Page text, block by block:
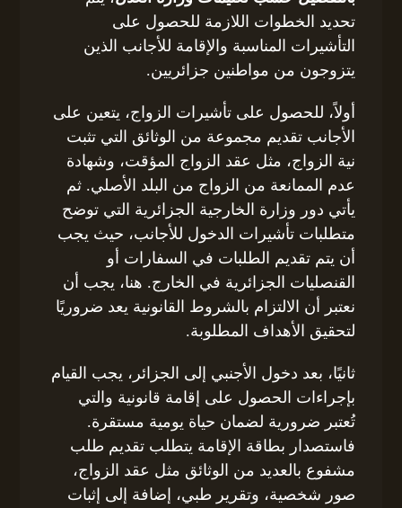
تحديد الخطوات اللازمة للحصول على
التأشيرات المناسبة والإقامة للأجانب الذين
يتزوجون من مواطنين جزائريين.
أولاً، للحصول على تأشيرات الزواج، يتعين على
الأجانب تقديم مجموعة من الوثائق التي تثبت
نية الزواج، مثل عقد الزواج المؤقت، وشهادة
عدم الممانعة من الزواج من البلد الأصلي. ثم
يأتي دور وزارة الخارجية الجزائرية التي توضح
متطلبات تأشيرات الدخول للأجانب، حيث يجب
أن يتم تقديم الطلبات في السفارات أو
القنصليات الجزائرية في الخارج. هنا، يجب أن
نعتبر أن الالتزام بالشروط القانونية يعد ضروريًا
لتحقيق الأهداف المطلوبة.
ثانيًا، بعد دخول الأجنبي إلى الجزائر، يجب القيام
بإجراءات الحصول على إقامة قانونية والتي
تُعتبر ضرورية لضمان حياة يومية مستقرة.
فاستصدار بطاقة الإقامة يتطلب تقديم طلب
مشفوع بالعديد من الوثائق مثل عقد الزواج،
صور شخصية، وتقرير طبي، إضافة إلى إثبات